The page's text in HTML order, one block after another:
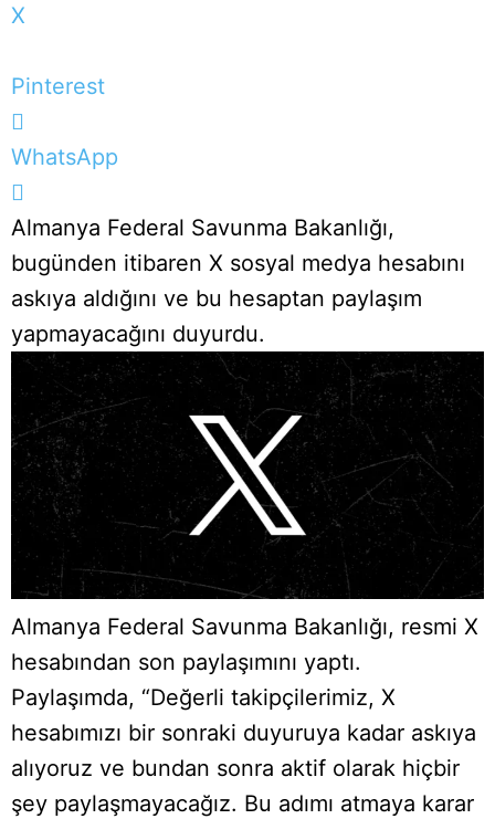
X
Pinterest
WhatsApp
Almanya Federal Savunma Bakanlığı,
bugünden itibaren X sosyal medya hesabını
askıya aldığını ve bu hesaptan paylaşım
yapmayacağını duyurdu.
Almanya Federal Savunma Bakanlığı, resmi X
hesabından son paylaşımını yaptı.
Paylaşımda, “Değerli takipçilerimiz, X
hesabımızı bir sonraki duyuruya kadar askıya
alıyoruz ve bundan sonra aktif olarak hiçbir
şey paylaşmayacağız. Bu adımı atmaya karar